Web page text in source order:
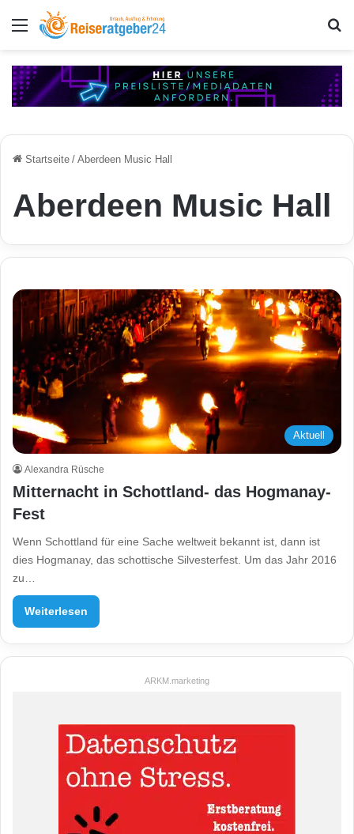
Menü
Startseite / Aberdeen Music Hall
Aberdeen Music Hall
Aktuell
Alexandra Rüsche
Mitternacht in Schottland- das Hogmanay-
Fest
Wenn Schottland für eine Sache weltweit bekannt ist, dann ist
dies Hogmanay, das schottische Silvesterfest. Um das Jahr 2016
zu…
Weiterlesen
ARKM.marketing